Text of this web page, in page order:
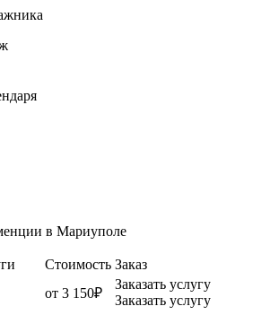
в Мариуполе
Стоимость Заказ
от 3 150₽
Заказать услугу
Заказать услугу